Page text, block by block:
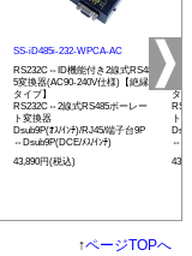
SS-iD485i-232-WPCA-AC
RS232C⇔ID機能付き2線式RS48
5変換器(AC90-240V仕様)【絶縁
タイプ】
RS232C⇔2線式RS485ボーレー
ト変換器
Dsub9P(ｵｽ/ｲﾝﾁ)/RJ45/端子台9P
⇔Dsub9P(DCE/ﾒｽ/ｲﾝﾁ)
43,890円(税込)
タ
ト
↑ページTOPへ